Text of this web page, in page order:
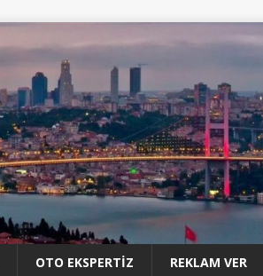
OTO EKSPERTIZ REKLAM VER